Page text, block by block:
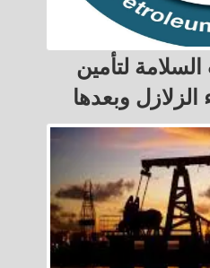
لتأمين
الزلازل وبعدها